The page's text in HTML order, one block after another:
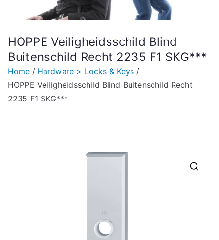
HOPPE Veiligheidsschild Blind
Buitenschild Recht 2235 F1 SKG***
Home
Hardware > Locks & Keys
HOPPE Veiligheidsschild Blind Buitenschild Recht
2235 F1 SKG***